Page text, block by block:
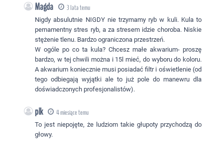
Magda 3 lata temu
Nigdy absulutnie NIGDY nie trzymamy ryb w kuli. Kula to
pernamentny stres ryb, a za stresem idzie choroba. Niskie
stężenie tlenu. Bardzo ograniczona przestrzeń.
W ogóle po co ta kula? Chcesz małe akwarium- proszę
bardzo, w tej chwili można i 15l mieć, do wyboru do koloru.
A akwarium koniecznie musi posiadać filtr i oświetlenie (od
tego odbiegają wyjątki ale to już pole do manewru dla
doświadczonych profesjonalistów).
plk 4 miesiące temu
To jest niepojęte, że ludziom takie głupoty przychodzą do
głowy.